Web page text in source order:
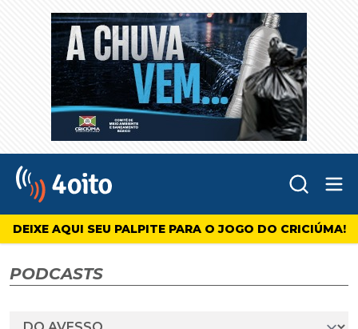
4oito
DEIXE AQUI SEU PALPITE PARA O JOGO DO CRICIÚMA!
PODCASTS